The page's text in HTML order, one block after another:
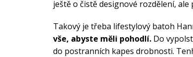
ještě o čistě designové rozdělení,
Takový je třeba lifestylový batoh
vše, abyste měli pohodlí. Do
do postranních kapes drobnosti.